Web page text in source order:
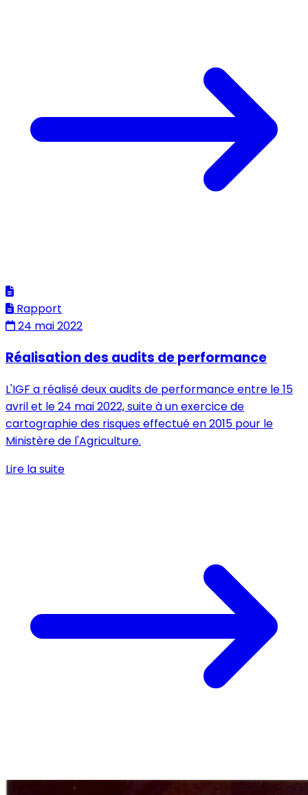
Rapport
24 mai 2022
Réalisation des audits de performance
L'IGF a réalisé deux audits de performance entre le 15
avril et le 24 mai 2022, suite à un exercice de
cartographie des risques effectué en 2015 pour le
Ministère de l'Agriculture.
Lire la suite